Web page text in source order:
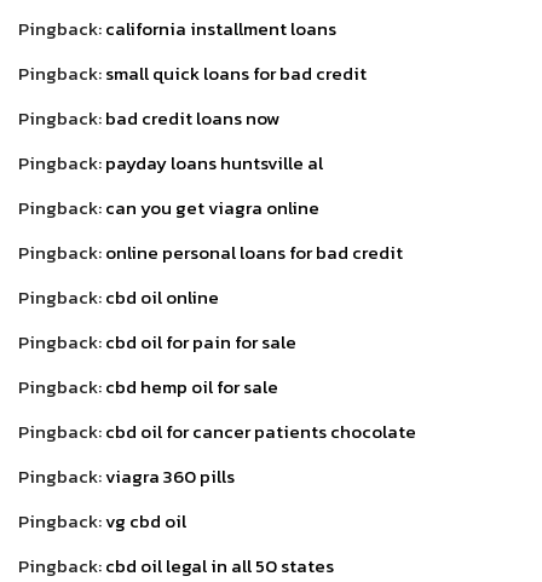
Pingback:california installment loans
Pingback:small quick loans for bad credit
Pingback:bad credit loans now
Pingback:payday loans huntsville al
Pingback:can you get viagra online
Pingback:online personal loans for bad credit
Pingback:cbd oil online
Pingback:cbd oil for pain for sale
Pingback:cbd hemp oil for sale
Pingback:cbd oil for cancer patients chocolate
Pingback:viagra 360 pills
Pingback:vg cbd oil
Pingback:cbd oil legal in all 50 states